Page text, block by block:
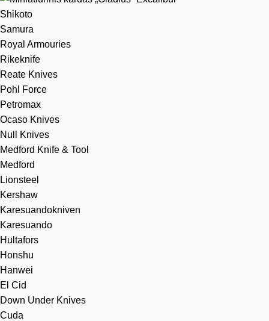
Shikoto
Samura
Royal Armouries
Rikeknife
Reate Knives
Pohl Force
Petromax
Ocaso Knives
Null Knives
Medford Knife & Tool
Medford
Lionsteel
Kershaw
Karesuandokniven
Karesuando
Hultafors
Honshu
Hanwei
El Cid
Down Under Knives
Cuda